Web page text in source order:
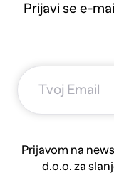
Prijavi se e-
Prijavom na
d.o.o. za